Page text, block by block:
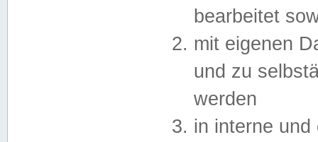
bearbeitet
mit eigenen
und zu
werden
in interne